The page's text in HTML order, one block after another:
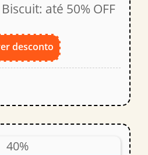
até 50% OFF
desconto
40%